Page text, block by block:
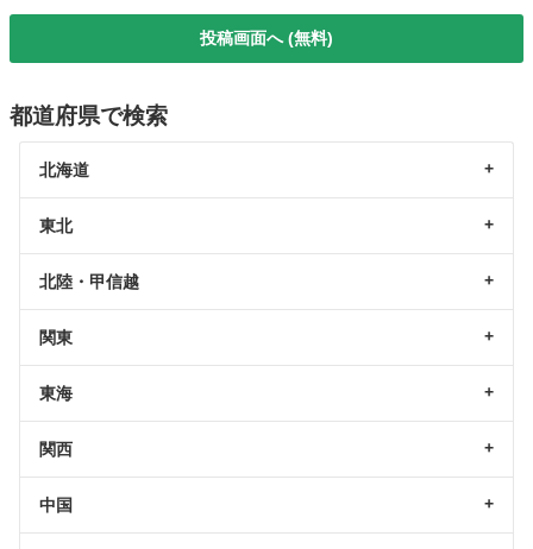
投稿画面へ (無料)
都道府県で検索
北海道
東北
北陸・甲信越
関東
東海
関西
中国